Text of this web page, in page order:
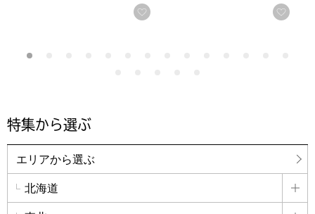
お気に入りに登録する お気
特集から選ぶ
エリアから選ぶ
北海道
詳